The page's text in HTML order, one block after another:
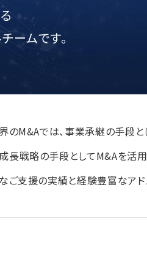
ームです。
のM&Aでは、事業承継の手段と
成長戦略の手段としてM&Aを活
ご支援の実績と経験豊富なア